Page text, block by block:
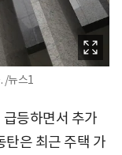
/뉴스1
등하면서 추가
탄은 최근 주택 가